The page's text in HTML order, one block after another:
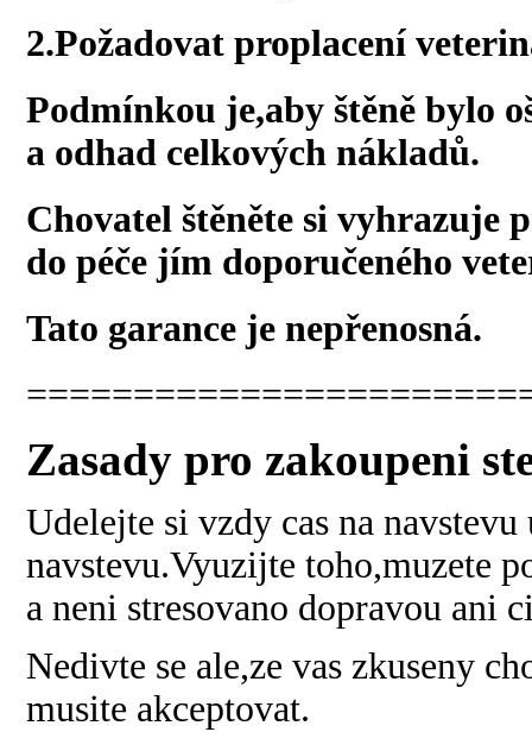
2.Požadovat proplacení
Podmínkou je,aby štěně bylo
a odhad celkových nákladů.
Chovatel štěněte si vyhrazuje
do péče jím doporučeného
Tato garance je nepřenosná.
Zasady pro zakoupeni
Udelejte si vzdy cas na
navstevu.Vyuzijte toho,muzete
a neni stresovano dopravou ani
Nedivte se ale,ze vas zkuseny
musite akceptovat.